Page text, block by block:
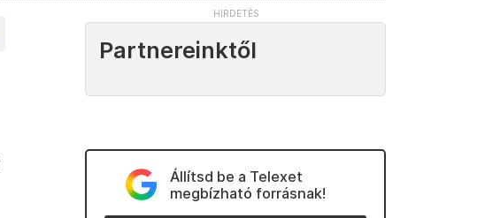
Partnereinktől
Állítsd be a Telexet
megbízható forrásnak!